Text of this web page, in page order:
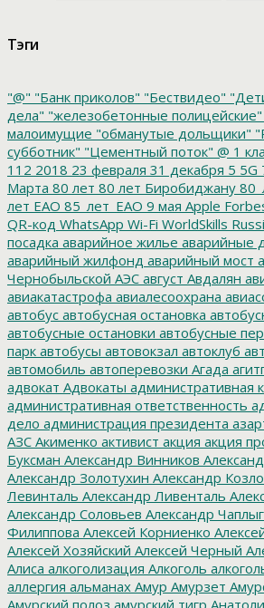
Тэги
"@" "Банк приколов" "Бествидео"
дела" "железобетонные полицейские"
малоимущие "обманутые дольщики"
субботник" "Цементный поток" @ 1
112 2018 23 февраля 31 декабря 5 5G
Марта 80 лет 80 лет Биробиджану
лет ЕАО 85_лет_ЕАО 9 мая Apple
QR-код WhatsApp Wi-Fi WorldSkills
посадка аварийное жилье аварийные
аварийный жилфонд аварийный мост
Чернобыльской АЭС август Авдалян
авиакатастрофа авиалесоохрана
автобус автобусная остановка
автобусные остановки автобусные
парк автобусы автовокзал автоклуб
автомобиль автоперевозки Агада
адвокат Адвокаты административная
административная ответственность
дело администрация президента
АЗС Акименко активист акция акция
Буксман Александр Винников
Александр Золотухин Александр
Левинталь Александр Ливенталь
Александр Соловьев Александр
Филиппова Алексей Корниенко
Алексей Хозяйский Алексей Черный
Алиса алкоголизация Алкоголь
аллергия альманах Амур Амурзет
Амурский полоз амурский тигр